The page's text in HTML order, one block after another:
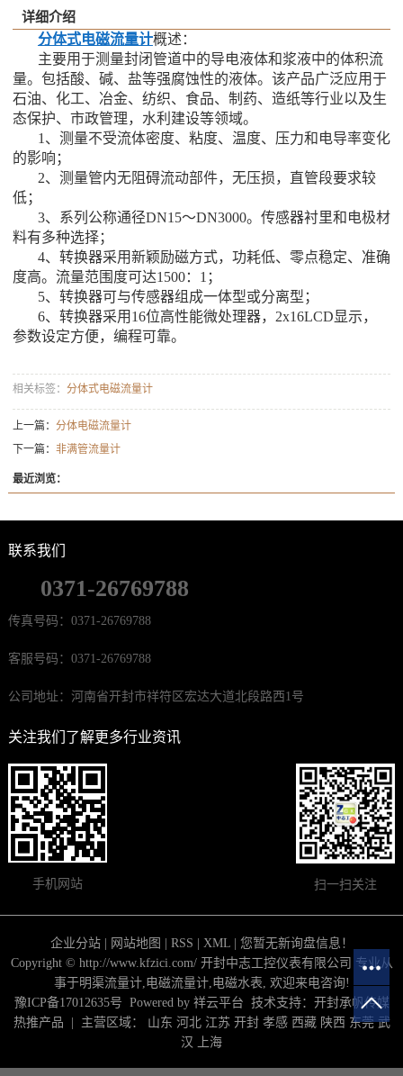
详细介绍
分体式电磁流量计概述：
主要用于测量封闭管道中的导电液体和浆液中的体积流
量。包括酸、碱、盐等强腐蚀性的液体。该产品广泛应用于
石油、化工、冶金、纺织、食品、制药、造纸等行业以及生
态保护、市政管理，水利建设等领域。
1、测量不受流体密度、粘度、温度、压力和电导率变化
的影响；
2、测量管内无阻碍流动部件，无压损，直管段要求较
低；
3、系列公称通径DN15～DN3000。传感器衬里和电极材
料有多种选择；
4、转换器采用新颖励磁方式，功耗低、零点稳定、准确
度高。流量范围度可达1500：1；
5、转换器可与传感器组成一体型或分离型；
6、转换器采用16位高性能微处理器，2x16LCD显示，
参数设定方便，编程可靠。
相关标签： 分体式电磁流量计
上一篇： 分体电磁流量计
下一篇： 非满管流量计
最近浏览：
联系我们
0371-26769788
传真号码：0371-26769788
客服号码：0371-26769788
公司地址：河南省开封市祥符区宏达大道北段路西1号
关注我们了解更多行业资讯
手机网站 扫一扫关注
企业分站| 网站地图 RSS XML| 您暂无新询盘信息！
Copyright © http://www.kfzici.com/ 开封中志工控仪表有限公司 专业从
事于明渠流量计, 电磁流量计, 电磁水表 , 欢迎来电咨询!
豫ICP备17012635号 Powered by 祥云平台 技术支持： 开封承帆传媒
热推产品 | 主营区域： 山东 河北 江苏 开封 孝感 西藏 陕西 东莞 武
汉
上海